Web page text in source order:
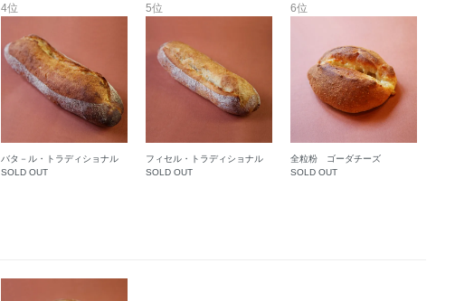
4位
バタ－ル・トラディショナル
SOLD OUT
5位
フィセル・トラディショナル
SOLD OUT
6位
全粒粉 ゴーダチーズ
SOLD OUT